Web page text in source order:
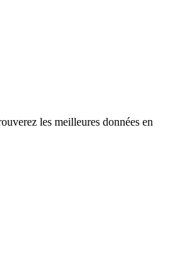
les meilleures données en